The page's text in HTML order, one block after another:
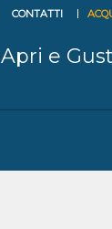
CONTATTI
Apri e